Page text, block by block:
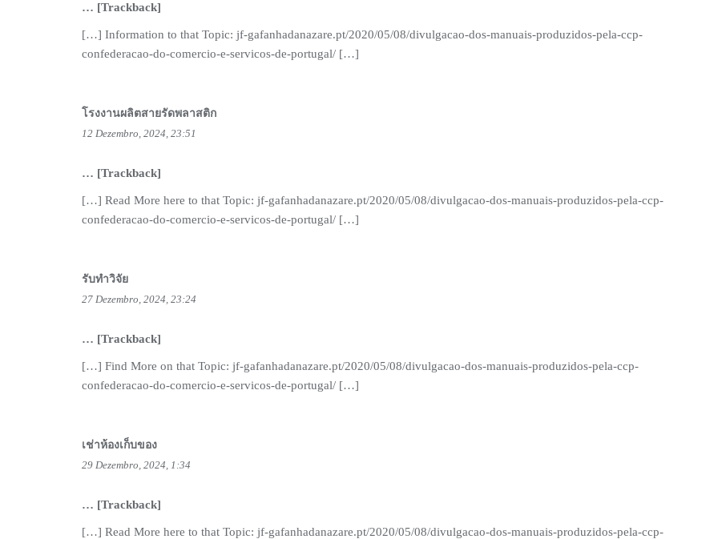
… [Trackback]
[…] Information to that Topic: jf-gafanhadanazare.pt/2020/05/08/divulgacao-dos-manuais-produzidos-pela-ccp-
confederacao-do-comercio-e-servicos-de-portugal/ […]
โรงงานผลิตสายรัดพลาสติก
12 Dezembro, 2024, 23:51
… [Trackback]
[…] Read More here to that Topic: jf-gafanhadanazare.pt/2020/05/08/divulgacao-dos-manuais-produzidos-pela-ccp-
confederacao-do-comercio-e-servicos-de-portugal/ […]
รับทำวิจัย
27 Dezembro, 2024, 23:24
… [Trackback]
[…] Find More on that Topic: jf-gafanhadanazare.pt/2020/05/08/divulgacao-dos-manuais-produzidos-pela-ccp-
confederacao-do-comercio-e-servicos-de-portugal/ […]
เช่าห้องเก็บของ
29 Dezembro, 2024, 1:34
… [Trackback]
[…] Read More here to that Topic: jf-gafanhadanazare.pt/2020/05/08/divulgacao-dos-manuais-produzidos-pela-ccp-